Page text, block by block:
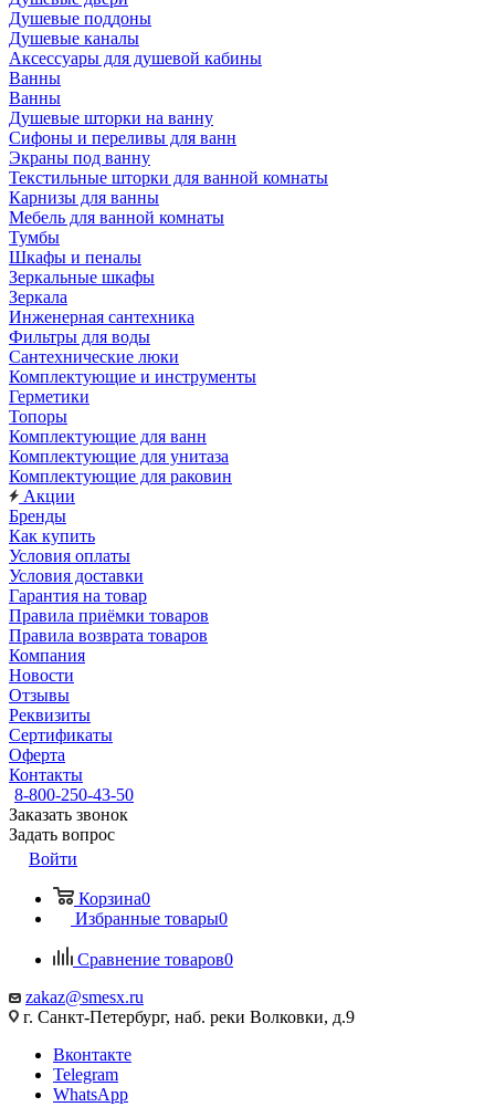
Душевые поддоны
Душевые каналы
Аксессуары для душевой кабины
Ванны
Ванны
Душевые шторки на ванну
Сифоны и переливы для ванн
Экраны под ванну
Текстильные шторки для ванной комнаты
Карнизы для ванны
Мебель для ванной комнаты
Тумбы
Шкафы и пеналы
Зеркальные шкафы
Зеркала
Инженерная сантехника
Фильтры для воды
Сантехнические люки
Комплектующие и инструменты
Герметики
Топоры
Комплектующие для ванн
Комплектующие для унитаза
Комплектующие для раковин
Акции
Бренды
Как купить
Условия оплаты
Условия доставки
Гарантия на товар
Правила приёмки товаров
Правила возврата товаров
Компания
Новости
Отзывы
Реквизиты
Сертификаты
Оферта
Контакты
8-800-250-43-50
Заказать звонок
Задать вопрос
Войти
Корзина0
Избранные товары0
Сравнение товаров0
zakaz@smesx.ru
г. Санкт-Петербург, наб. реки Волковки, д.9
Вконтакте
Telegram
WhatsApp